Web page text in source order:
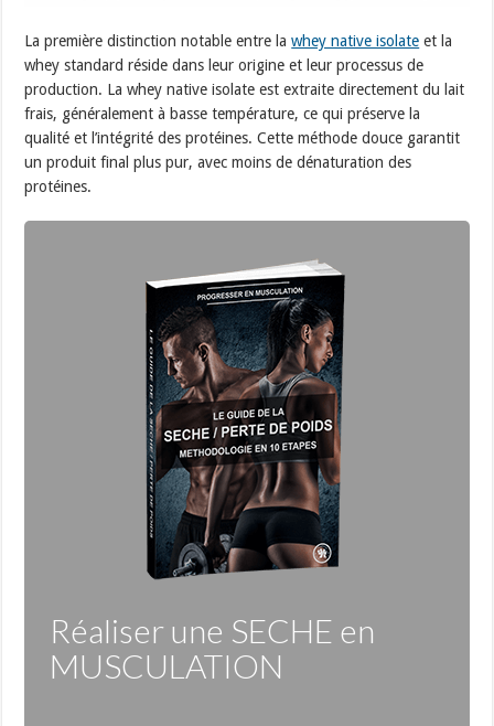
La première distinction notable entre lawhey native isolate et la
whey standard réside dans leur origine et leur processus de
production. La whey native isolate est extraite directement du lait
frais, généralement à basse température, ce qui préserve la
qualité et l’intégrité des protéines. Cette méthode douce garantit
un produit final plus pur, avec moins de dénaturation des
protéines.
Réaliser une SECHE en
MUSCULATION